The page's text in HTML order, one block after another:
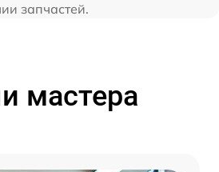
запчастей.
мастера